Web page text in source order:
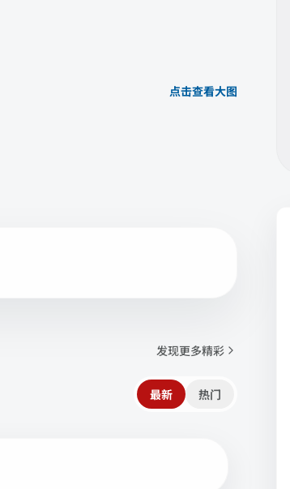
点击查看大图
发现更多精彩
最新 热门